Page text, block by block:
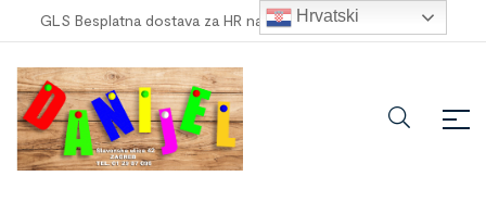
GLS Besplatna dostava za HR narudžbe veće od 100,00 €
Hrvatski